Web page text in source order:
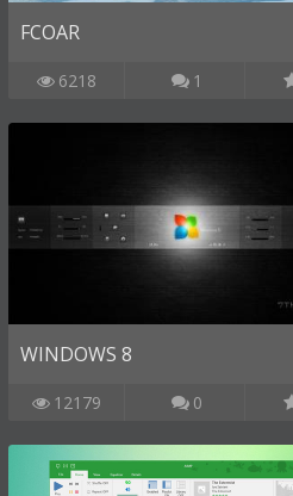
FCOAR
6218 1
WINDOWS 8
12179 0